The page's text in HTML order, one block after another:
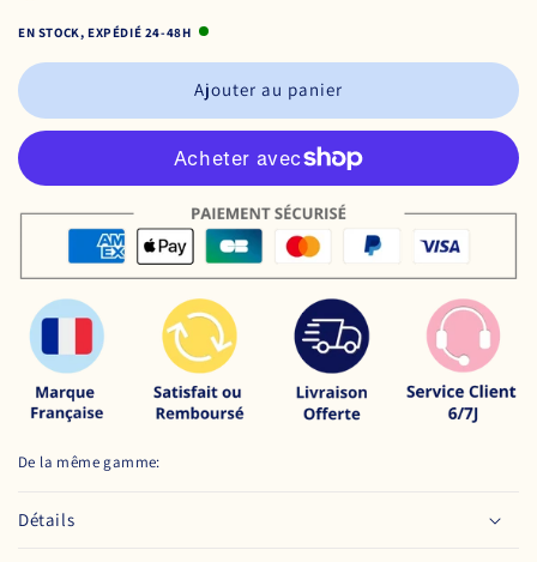
EN STOCK, EXPÉDIÉ 24-48H
Ajouter au panier
De la même gamme:
Détails